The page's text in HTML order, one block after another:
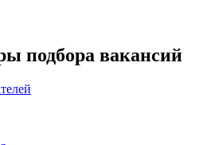
подбора вакансий